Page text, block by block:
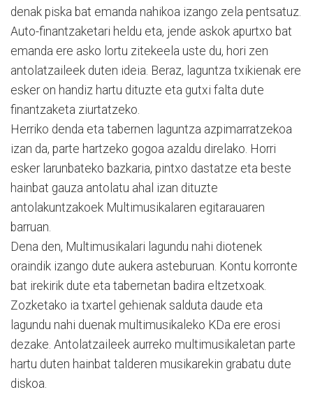
denak piska bat emanda nahikoa izango zela pentsatuz.
Auto-finantzaketari heldu eta, jende askok apurtxo bat
emanda ere asko lortu zitekeela uste du, hori zen
antolatzaileek duten ideia. Beraz, laguntza txikienak ere
esker on handiz hartu dituzte eta gutxi falta dute
finantzaketa ziurtatzeko.
Herriko denda eta tabernen laguntza azpimarratzekoa
izan da, parte hartzeko gogoa azaldu direlako. Horri
esker larunbateko bazkaria, pintxo dastatze eta beste
hainbat gauza antolatu ahal izan dituzte
antolakuntzakoek Multimusikalaren egitarauaren
barruan.
Dena den, Multimusikalari lagundu nahi diotenek
oraindik izango dute aukera asteburuan. Kontu korronte
bat irekirik dute eta tabernetan badira eltzetxoak.
Zozketako ia txartel gehienak salduta daude eta
lagundu nahi duenak multimusikaleko KDa ere erosi
dezake. Antolatzaileek aurreko multimusikaletan parte
hartu duten hainbat talderen musikarekin grabatu dute
diskoa.